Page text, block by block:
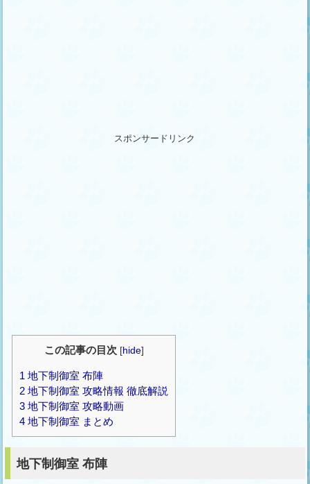
スポンサードリンク
この記事の目次 [hide]
1 地下制御室 布陣
2 地下制御室 攻略情報 徹底解説
3 地下制御室 攻略動画
4 地下制御室 まとめ
地下制御室 布陣